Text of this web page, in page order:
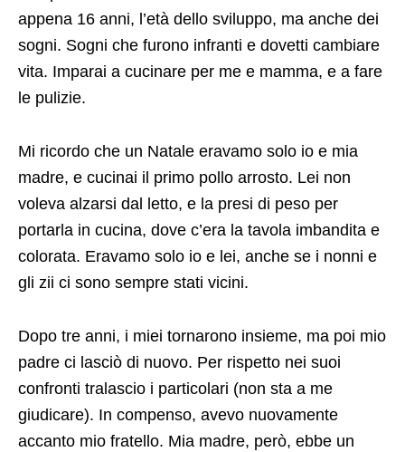
appena 16 anni, l’età dello sviluppo, ma anche dei
sogni. Sogni che furono infranti e dovetti cambiare
vita. Imparai a cucinare per me e mamma, e a fare
le pulizie.
Mi ricordo che un Natale eravamo solo io e mia
madre, e cucinai il primo pollo arrosto. Lei non
voleva alzarsi dal letto, e la presi di peso per
portarla in cucina, dove c’era la tavola imbandita e
colorata. Eravamo solo io e lei, anche se i nonni e
gli zii ci sono sempre stati vicini.
Dopo tre anni, i miei tornarono insieme, ma poi mio
padre ci lasciò di nuovo. Per rispetto nei suoi
confronti tralascio i particolari (non sta a me
giudicare). In compenso, avevo nuovamente
accanto mio fratello. Mia madre, però, ebbe un